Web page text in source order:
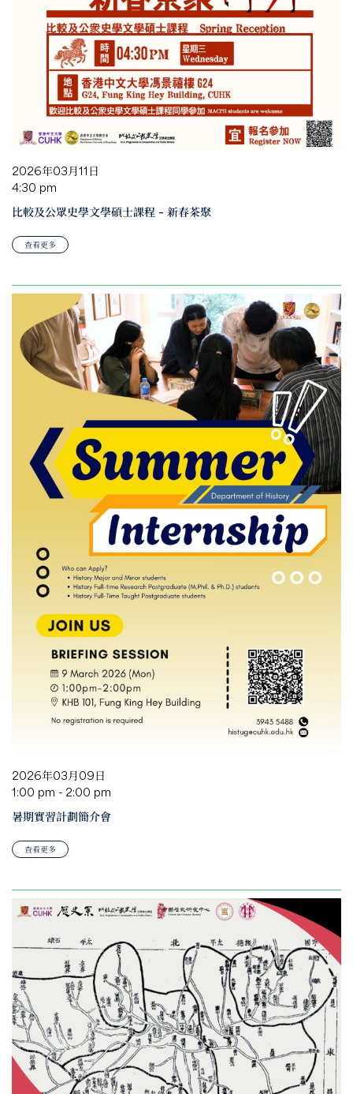
2026年03月11日
4:30 pm
比較及公眾史學文學碩士課程 – 新春茶聚
查看更多
2026年03月09日
1:00 pm - 2:00 pm
暑期實習計劃簡介會
查看更多